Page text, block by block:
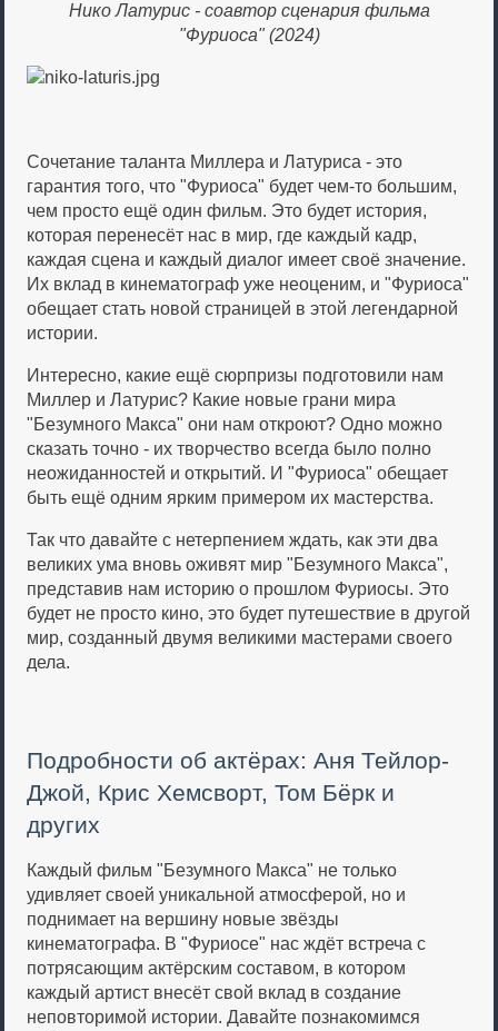
Нико Латурис - соавтор сценария фильма
"Фуриоса" (2024)
Сочетание таланта Миллера и Латуриса - это
гарантия того, что "Фуриоса" будет чем-то большим,
чем просто ещё один фильм. Это будет история,
которая перенесёт нас в мир, где каждый кадр,
каждая сцена и каждый диалог имеет своё значение.
Их вклад в кинематограф уже неоценим, и "Фуриоса"
обещает стать новой страницей в этой легендарной
истории.
Интересно, какие ещё сюрпризы подготовили нам
Миллер и Латурис? Какие новые грани мира
"Безумного Макса" они нам откроют? Одно можно
сказать точно - их творчество всегда было полно
неожиданностей и открытий. И "Фуриоса" обещает
быть ещё одним ярким примером их мастерства.
Так что давайте с нетерпением ждать, как эти два
великих ума вновь оживят мир "Безумного Макса",
представив нам историю о прошлом Фуриосы. Это
будет не просто кино, это будет путешествие в другой
мир, созданный двумя великими мастерами своего
дела.
Подробности об актёрах: Аня Тейлор-
Джой, Крис Хемсворт, Том Бёрк и
других
Каждый фильм "Безумного Макса" не только
удивляет своей уникальной атмосферой, но и
поднимает на вершину новые звёзды
кинематографа. В "Фуриосе" нас ждёт встреча с
потрясающим актёрским составом, в котором
каждый артист внесёт свой вклад в создание
неповторимой истории. Давайте познакомимся